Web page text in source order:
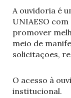
A ouvidoria é
UNIAESO
promover
meio de
solicitações,
O acesso à
institucional.